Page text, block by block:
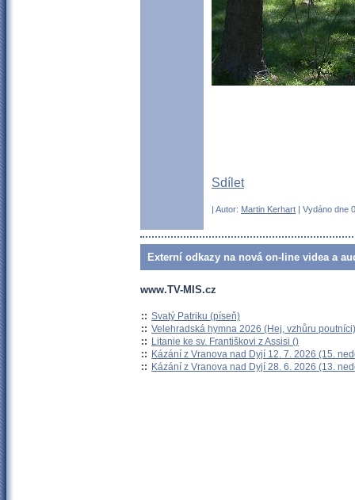
Sdílet
| Autor: Martin Kerhart | Vydáno dne
Externí odkazy na nová on-line videa a
www.TV-MIS.cz
:: Svatý Patriku (píseň)
:: Velehradská hymna 2026 (Hej, vzhůru poutníci)
:: Litanie ke sv. Františkovi z Assisi ()
:: Kázání z Vranova nad Dyjí 12. 7. 2026 (15.
:: Kázání z Vranova nad Dyjí 28. 6. 2026 (13.